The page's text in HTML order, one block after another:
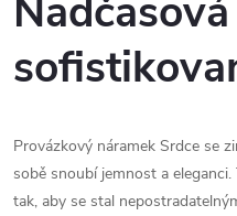
Provázkový náramek Srdce se
sobě snoubí jemnost a
tak, aby se stal